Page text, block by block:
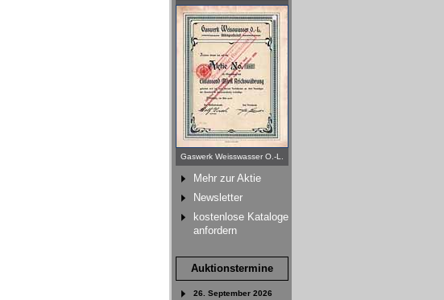
Gaswerk Weisswasser O.-L.
Mehr zur Aktie
Newsletter
kostenlose Kataloge
anfordern
Auktionstermine
26. September 2026